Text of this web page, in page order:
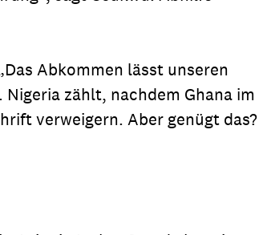
Abkommen lässt unseren
zählt, nachdem Ghana im
verweigern. Aber genügt das?